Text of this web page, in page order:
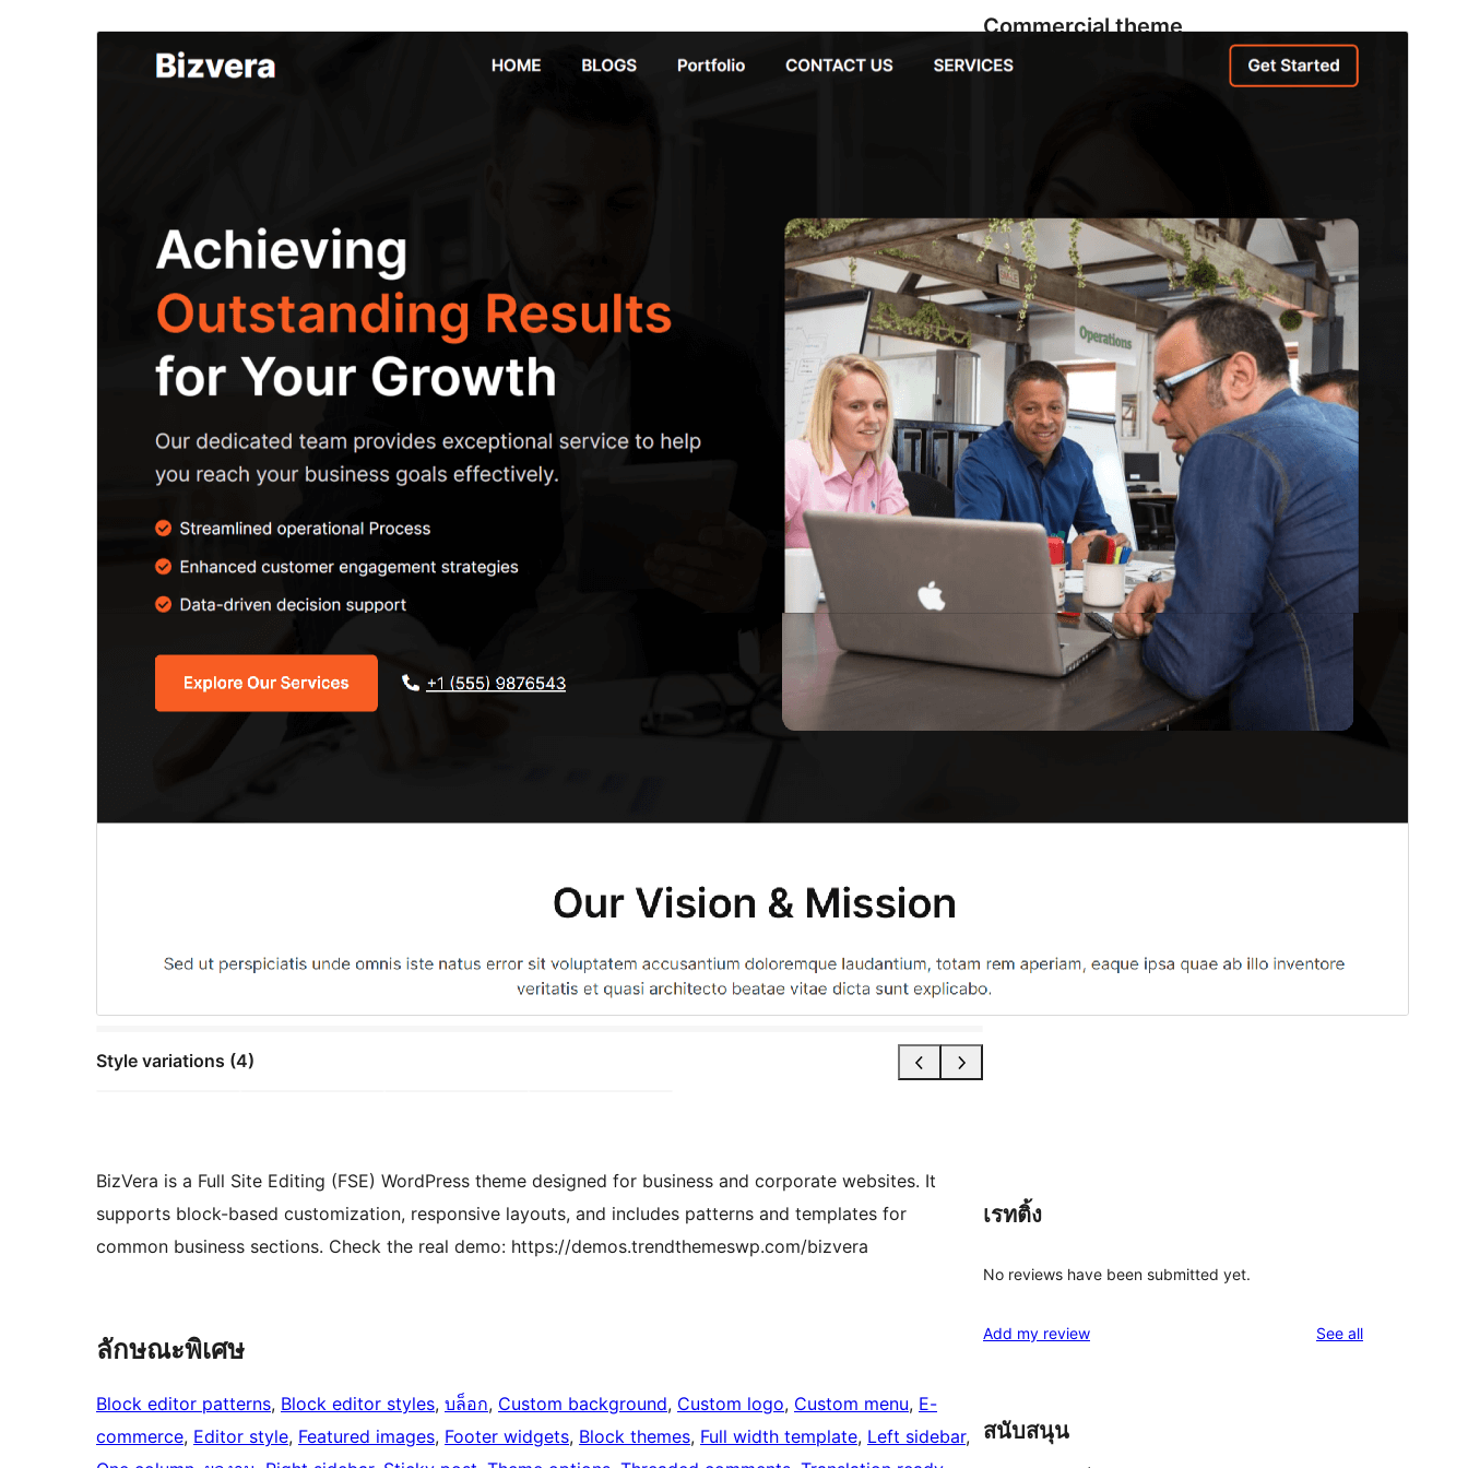
Style variations (4)
Commercial theme
This theme is free but offers additional paid
Active installations
50+
WordPress version
PHP version
7.4
Theme homepage
BizVera is a Full Site Editing (FSE) WordPress theme designed for business and corporate websites. It
supports block-based customization, responsive layouts, and includes patterns and templates for
common business sections. Check the real demo: https://demos.trendthemeswp.com/bizvera
ลักษณะพิเศษ
Block editor patterns, Block editor styles, บล็อก, Custom background, Custom logo, Custom menu, E-
commerce, Editor style, Featured images, Footer widgets, Block themes, Full width template, Left sidebar
เรทติ้ง
No reviews have been submitted yet.
Add my review See allreviews
สนับสนุน